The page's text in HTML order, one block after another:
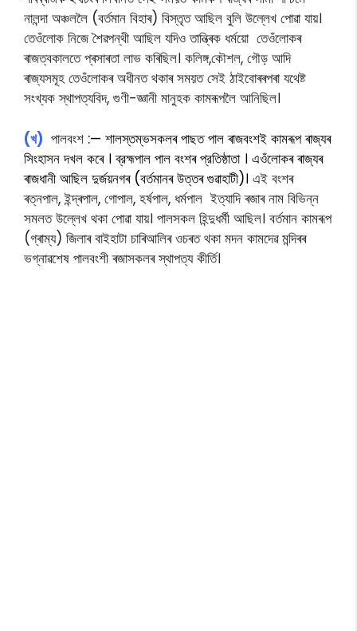
নালন্দা অঞ্চললৈ (বৰ্তমান বিহাৰ) বিস্তৃত আছিল বুলি উল্লেখ পোৱা যায়।
তেওঁলোক নিজে শৈৱপন্থী আছিল যদিও তান্ত্ৰিক ধৰ্ময়ো তেওঁলোকৰ
ৰাজত্বকালতে প্ৰসাৰতা লাভ কৰিছিল। কলিঙ্গ,কৌশল, গৌড় আদি
ৰাজ্যসমূহ তেওঁলোকৰ অধীনত থকাৰ সময়ত সেই ঠাইবোৰৰপৰা যথেষ্ট
সংখ্যক স্থাপত্যবিদ, গুণী-জ্ঞানী মানুহক কামৰূপলৈ আনিছিল।
(খ) পালবংশ :— শালস্তম্ভসকলৰ পাছত পাল ৰাজবংশই কামৰূপ ৰাজ্যৰ
সিংহাসন দখল কৰে । ব্রহ্মপাল পাল বংশৰ প্রতিষ্ঠাতা । এওঁলােকৰ ৰাজ্যৰ
ৰাজধানী আছিল দুর্জয়নগৰ (বৰ্তমানৰ উত্তৰ গুৱাহাটী)। এই বংশৰ
ৰত্নপাল, ইন্দ্ৰপাল, গোপাল, হৰ্ষপাল, ধৰ্মপাল ইত্যাদি ৰজাৰ নাম বিভিন্ন
সমলত উল্লেখ থকা পোৱা যায়। পালসকল হিন্দুধৰ্মী আছিল। বৰ্তমান কামৰূপ
(গ্ৰাম্য) জিলাৰ বাইহাটা চাৰিআলিৰ ওচৰত থকা মদন কামদেৱ মন্দিৰৰ
ভগ্নাৱশেষ পালবংশী ৰজাসকলৰ স্থাপত্য কীৰ্তি।